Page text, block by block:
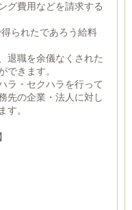
グ費用などを請求する
られたであろう給料
退職を余儀なくされた
できます。
ラ・セクハラを行って
先の企業・法人に対し
す。